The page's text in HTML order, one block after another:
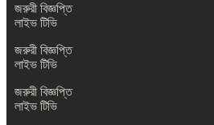
জরুরী বিজ্ঞপ্তি
লাইভ টিভি
জরুরী বিজ্ঞপ্তি
লাইভ টিভি
জরুরী বিজ্ঞপ্তি
লাইভ টিভি